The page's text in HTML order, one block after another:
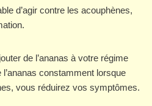
d’agir contre les acouphènes,
de l’ananas à votre régime
constamment lorsque
vous réduirez vos symptômes.